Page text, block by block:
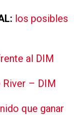
los posibles
al DIM
– DIM
que ganar